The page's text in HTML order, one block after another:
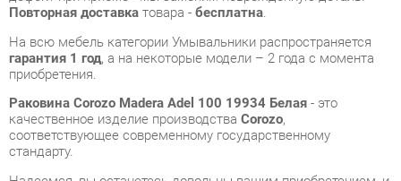
Раковина Corozo Madera Adel 100 19934 Белая
- это
качественное изделие производства
соответствующее современному государственному
стандарту.
Надеемся, вы останетесь довольны вашим приобретением, и
будем рады, если вы оставите отзыв об опыте его
использования, который поможет сориентироваться нашим
будущим покупателям.
Кроме формы
консультацию, фото и видеообзор продукции вы можете по